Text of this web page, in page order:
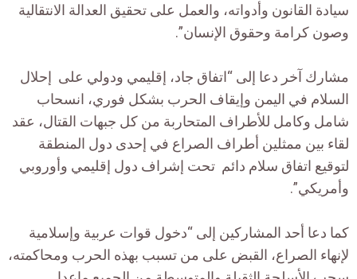
سيادة القانون وأدواته، والعمل على تحقيق العدالة الانتقالية
وصون كرامة وحقوق الإنسان”.
مشارك آخر دعا إلى “اتفاق جاد، إقليمي ودولي على إحلال
السلام في اليمن وإيقاف الحرب بشكل فوري، انسحاب
شامل وكامل للأطراف المتحاربة من كل جبهات القتال، عقد
لقاء بين ممثلين أطراف الصراع في إحدى دول المنطقة
لتوقيع اتفاق سلام دائم تحت إشراف دول إقليمي وأوروبي
وأمريكي”.
كما دعا أحد المشاركين إلى “دخول قوات عربية وإسلامية
لإنهاء الصراع، القبض على من تسبب بهذه الحرب ومحاكمته،